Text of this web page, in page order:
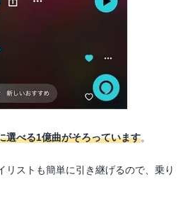
選べる1億曲がそろっています。
ストも簡単に引き継げるので、乗り